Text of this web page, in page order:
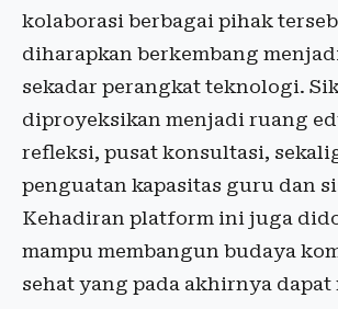
kolaborasi berbagai pihak
diharapkan berkembang
sekadar perangkat teknologi.
diproyeksikan menjadi ruang
refleksi, pusat konsultasi,
penguatan kapasitas guru dan
Kehadiran platform ini juga
mampu membangun budaya
sehat yang pada akhirnya